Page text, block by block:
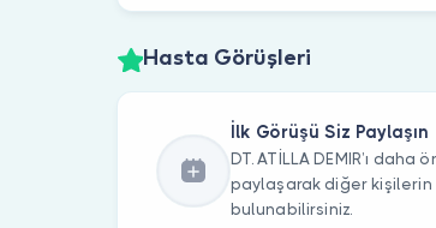
Hasta Görüşleri
İlk Görüşü Siz Paylaşın
DT. ATİLLA DEMIR’ı
paylaşarak diğer kişilerin
bulunabilirsiniz.